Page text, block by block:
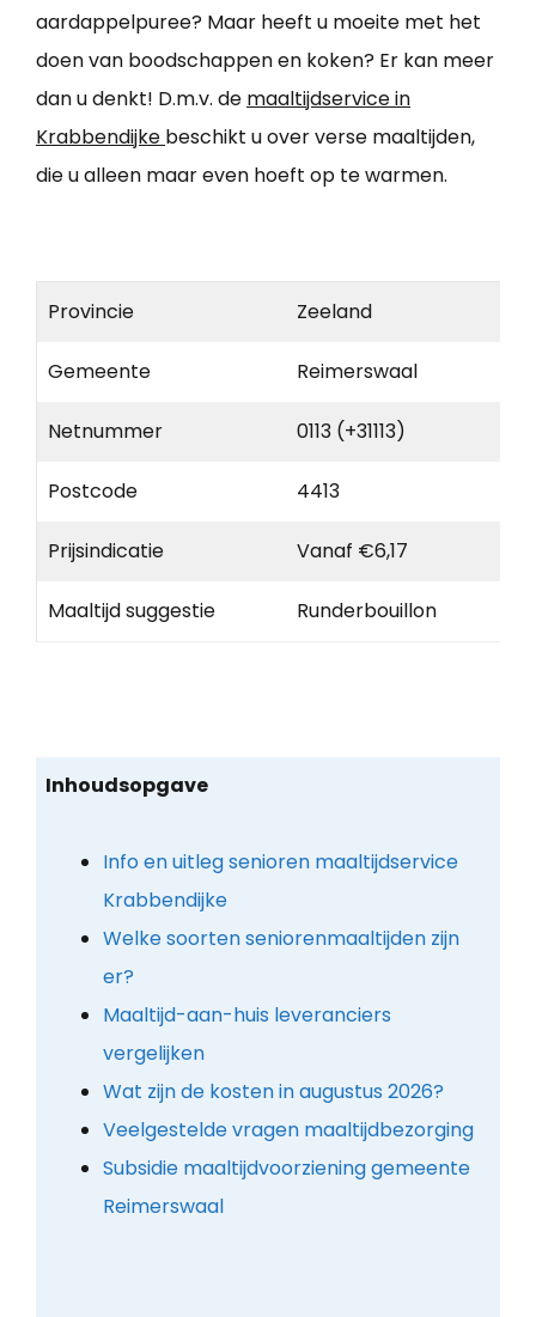
aardappelpuree? Maar heeft u moeite met het
doen van boodschappen en koken? Er kan meer
dan u denkt! D.m.v. de maaltijdservice in
Krabbendijke beschikt u over verse maaltijden,
die u alleen maar even hoeft op te warmen.
Provincie Zeeland
Gemeente Reimerswaal
Netnummer 0113 (+31113)
Postcode 4413
Prijsindicatie Vanaf €6,17
Maaltijd suggestie Runderbouillon
Inhoudsopgave
Info en uitleg senioren maaltijdservice
Krabbendijke
Welke soorten seniorenmaaltijden zijn
er?
Maaltijd-aan-huis leveranciers
vergelijken
Wat zijn de kosten in augustus 2026?
Veelgestelde vragen maaltijdbezorging
Subsidie maaltijdvoorziening gemeente
Reimerswaal